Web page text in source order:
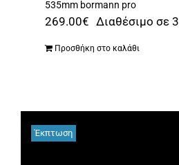
535mm bormann pro
269.00€ Διαθέσιμο σε
Προσθήκη στο καλάθι
Έκπτωση